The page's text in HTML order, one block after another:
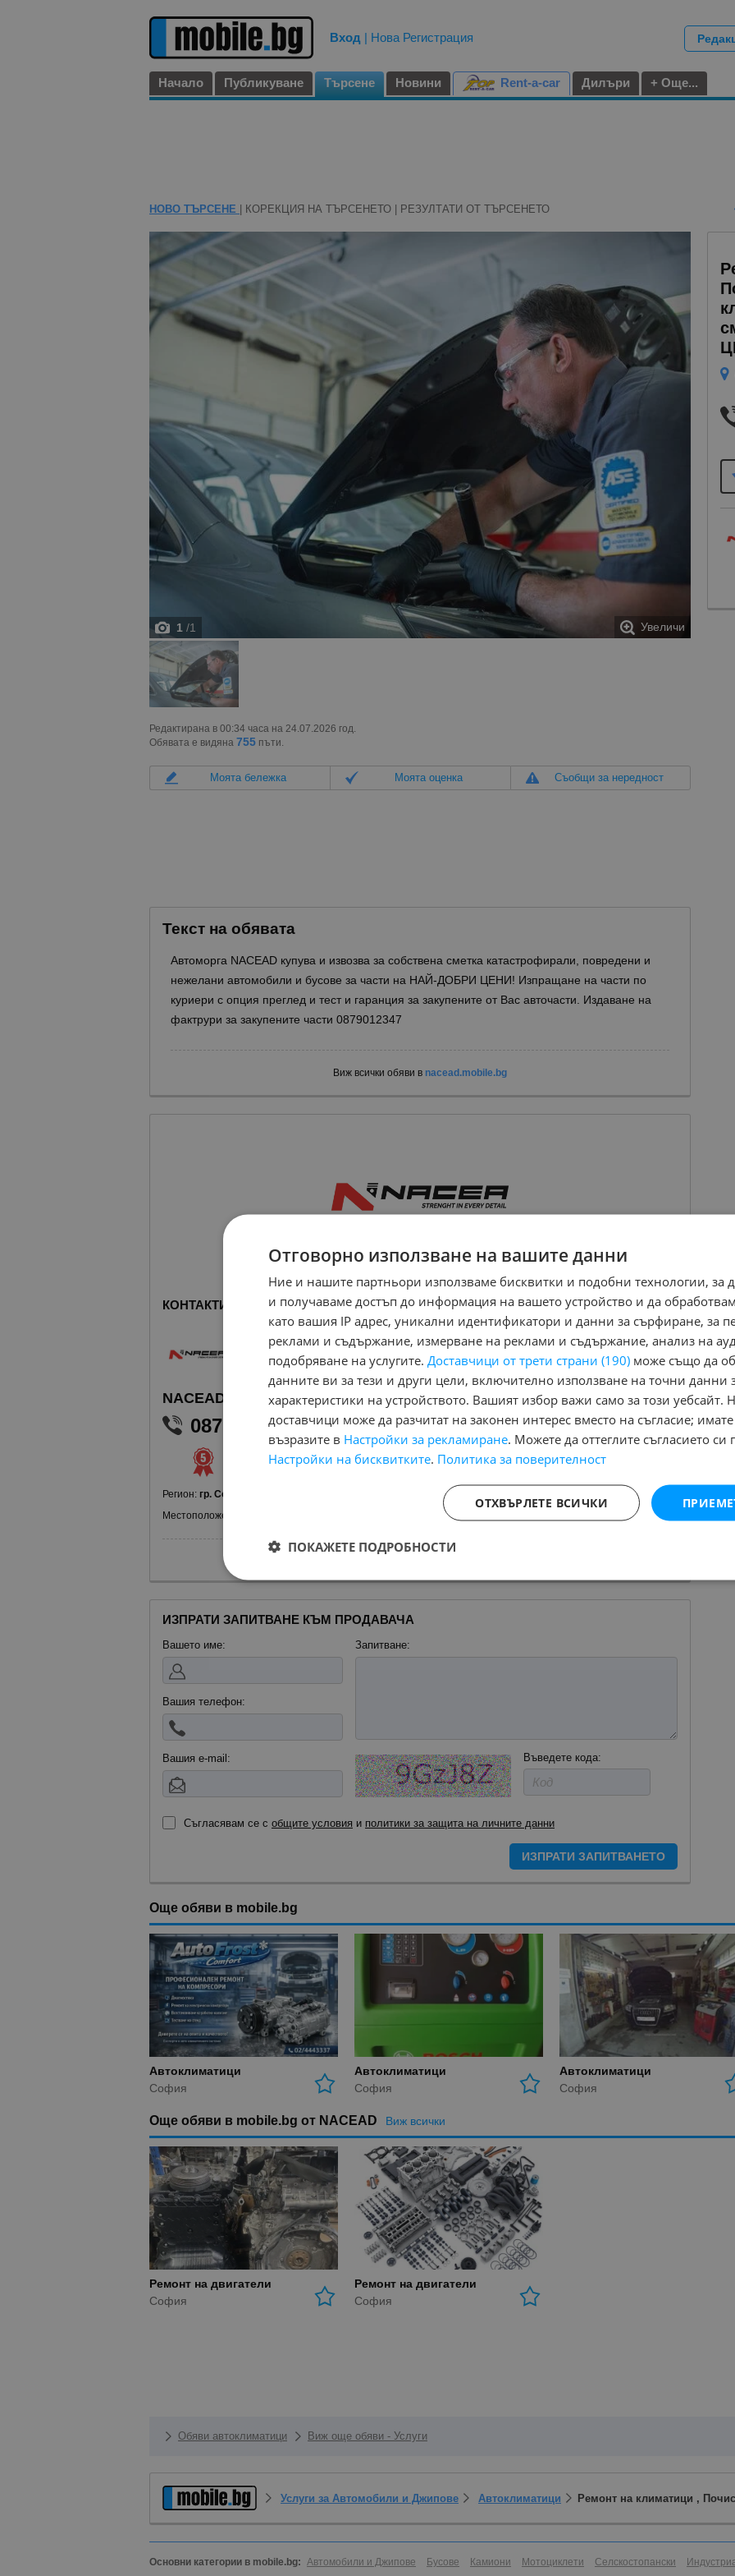
Вход | Нова Регистрация
Начало Публикуване Търсене Новини Rent-a-car Дилъри + Още...
НОВО ТЪРСЕНЕ | КОРЕКЦИЯ НА ТЪРСЕНЕТО | РЕЗУЛТАТИ ОТ ТЪРСЕНЕТО
Увеличи
1 /1
Редактирана в 00:34 часа на 24.07.2026 год.
Обявата е видяна 755 пъти.
Моята бележка Моята оценка Съобщи за нередност
Текст на обявата
Автоморга NACEAD купува и извозва за собствена сметка катастрофирали, повредени и
нежелани автомобили и бусове за части на НАЙ-ДОБРИ ЦЕНИ! Изпращане на части по
куриери с опция преглед и тест и гаранция за закупените от Вас авточасти. Издаване на
фактрури за закупените части 0879012347
Виж всички обяви в nacead.mobile.bg
КОНТАКТИ С ПРОДАВАЧА
NACEAD
0877102030
В mobile.bgот 2020 г.
https://nacead.mobile.bg
Регион: гр. София, в.з.Врана - Герман
Местоположение:
ИЗПРАТИ ЗАПИТВАНЕ КЪМ ПРОДАВАЧА
Вашето име:
Вашия телефон:
Вашия е-mail:
Запитване:
Въведете кода:
Съгласявам се с общите условия и политики за защита на личните данни
ИЗПРАТИ ЗАПИТВАНЕТО
Още обяви в mobile.bg
Автоклиматици
София
Автоклиматици
София
Автоклиматици
София
Още обяви в mobile.bg от NACEAD Виж всички
Ремонт на двигатели
София
Ремонт на двигатели
София
Обяви автоклиматици Виж още обяви - Услуги
Услуги за Автомобили и Джипове Автоклиматици Ремонт на климатици ,
Основни категории в mobile.bg: Автомобили и Джипове Бусове Камиони Мотоциклети Селскостопански
Отговорно използване на вашите данни
Ние и нашите партньори използваме бисквитки и подобни технологии, за
и получаваме достъп до информация на вашето устройство и да
като вашия IP адрес, уникални идентификатори и данни за сърфиране, за
реклами и съдържание, измерване на реклами и съдържание, анализ на
подобряване на услугите. Доставчици от трети страни (190) може също да
данните ви за тези и други цели, включително използване на точни данни
характеристики на устройството. Вашият избор важи само за този уебсайт.
доставчици може да разчитат на законен интерес вместо на съгласие;
възразите в Настройки за рекламиране. Можете да оттеглите съгласието си
Настройки на бисквитките. Политика за поверителност
ОТХВЪРЛЕТЕ ВСИЧКИ
ПОКАЖЕТЕ ПОДРОБНОСТИ